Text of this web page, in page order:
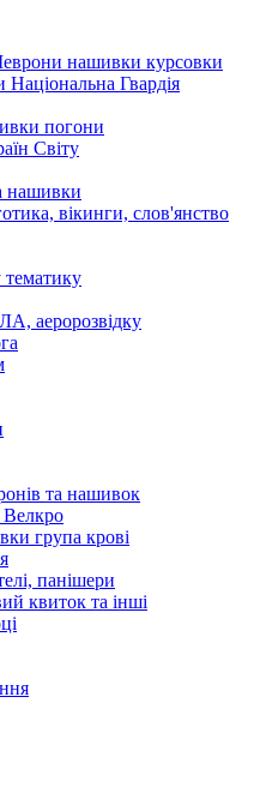
нашивки курсовки
Гвардія
погони
Світу
нашивки
вікинги, слов'янство
аеророзвідку
та нашивок
Велкро
група крові
панішери
квиток та інші